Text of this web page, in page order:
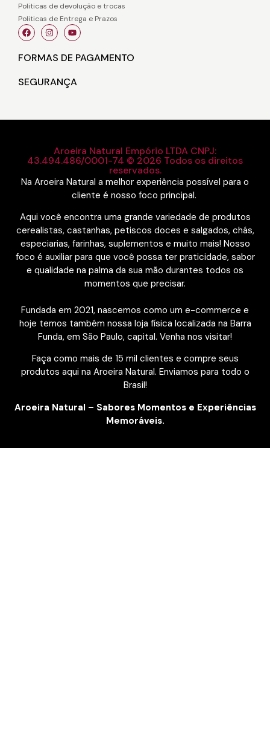
Politicas de devolução e trocas
Politicas de Entrega e Prazos
FORMAS DE PAGAMENTO
SEGURANÇA
Aroeira Natural Empório LTDA CNPJ:
43.494.486/0001-74 © 2026 Todos os direitos
reservados.
Na Aroeira Natural a melhor experiência possível para o
cliente é nosso foco principal.
Aqui você encontra uma grande variedade de produtos
cerealistas, castanhas, petiscos doces e salgados, chás,
especiarias, farinhas, suplementos e muito mais! Nosso
foco é auxiliar para que você possa ter praticidade, sabor
e qualidade na palma da sua mão durantes todos os
momentos que precisar.
Fundada em 2021, nascemos como um e-commerce e
hoje temos também nossa loja física localizada na Barra
Funda, em São Paulo, capital. Venha nos visitar!
Faça como mais de 15 mil clientes e compre seus
produtos aqui na Aroeira Natural. Enviamos para todo o
Brasil!
Aroeira Natural – Sabores Momentos e Experiências
Memoráveis.